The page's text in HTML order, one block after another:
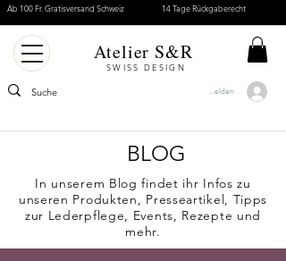
Ab 100 Fr. Gratisversand Schweiz 14 Tage Rückgaberecht
Anmelden
Atelier S&R
SWISS DESIGN
BLOG
In unserem Blog findet ihr Infos zu
unseren Produkten, Presseartikel, Tipps
zur Lederpflege, Events, Rezepte und
mehr.